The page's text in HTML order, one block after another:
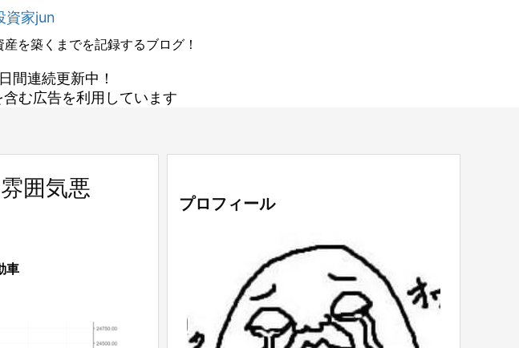
資家jun
を築くまでを記録するブログ！
間連続更新中！
む広告を利用しています
囲気悪
車
プロフィール